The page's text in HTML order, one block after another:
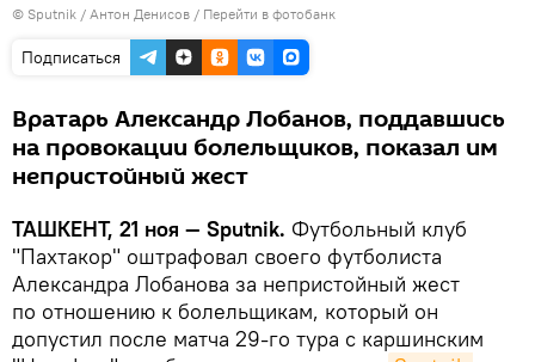
© Sputnik / Антон Денисов / Перейти в фотобанк
Подписаться
Вратарь Александр Лобанов, поддавшись
на провокации болельщиков, показал им
непристойный жест
ТАШКЕНТ, 21 ноя — Sputnik. Футбольный клуб
"Пахтакор" оштрафовал своего футболиста
Александра Лобанова за непристойный жест
по отношению к болельщикам, который он
допустил после матча 29-го тура с каршинским